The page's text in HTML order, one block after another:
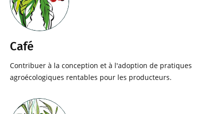
Café
Contribuer à la conception et à l'adoption de pratiques
agroécologiques rentables pour les producteurs.